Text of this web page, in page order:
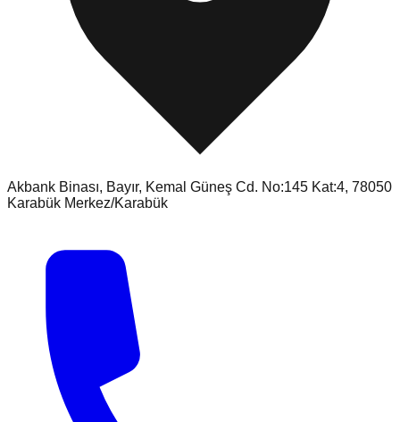
Akbank Binası, Bayır, Kemal Güneş Cd. No:145 Kat:4, 78050
Karabük Merkez/Karabük